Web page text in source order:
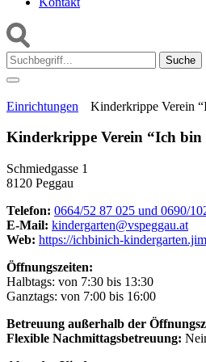
Suche:
Einrichtungen Kinderkrippe Verein
Kinderkrippe Verein “Ich bin
Schmiedgasse 1
8120 Peggau
Telefon: 0664/52 87 025 und 0690/
E-Mail: kindergarten@vspeggau.at
Web: https://ichbinich-
Öffnungszeiten:
Halbtags: von 7:30 bis 13:30
Ganztags: von 7:00 bis 16:00
Betreuung außerhalb der
Flexible Nachmittagsbetreuung: